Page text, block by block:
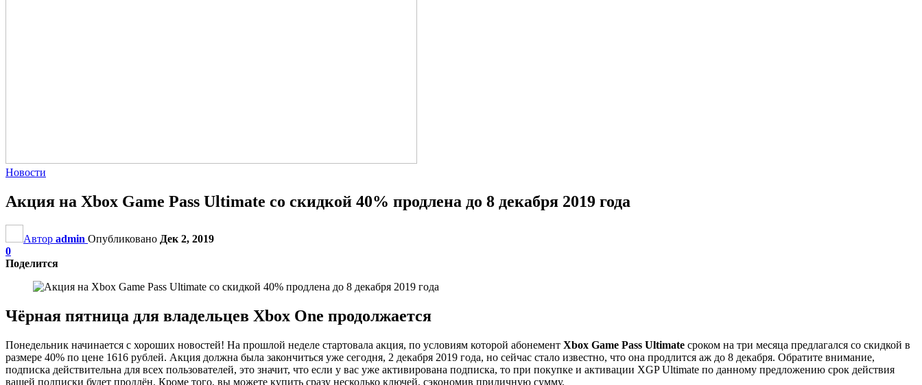
Новости
Акция на Xbox Game Pass Ultimate со скидкой 40% продлена до 8 декабря 2019 года
Автор admin Опубликовано Дек 2, 2019
0
Поделится
Чёрная пятница для владельцев Xbox One продолжается
Понедельник начинается с хороших новостей! На прошлой неделе стартовала акция, по условиям которой абонемент Xbox Game Pass Ultimate сроком на три месяца предлагался со скидкой в
размере 40% по цене 1616 рублей. Акция должна была закончиться уже сегодня, 2 декабря 2019 года, но сейчас стало известно, что она продлится аж до 8 декабря. Обратите внимание,
подписка действительна для всех пользователей, это значит, что если у вас уже активирована подписка, то при покупке и активации XGP Ultimate по данному предложению срок действия
вашей подписки будет продлён. Кроме того, вы можете купить сразу несколько ключей, сэкономив приличную сумму.